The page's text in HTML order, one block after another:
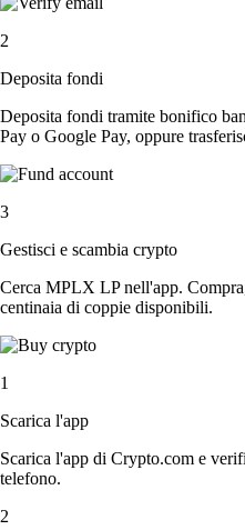
2
Deposita fondi
Deposita fondi tramite bonifico
Pay o Google Pay, oppure
3
Gestisci e scambia crypto
Cerca MPLX LP nell'app.
centinaia di coppie disponibili.
1
Scarica l'app
Scarica l'app di Crypto.com e
telefono.
2